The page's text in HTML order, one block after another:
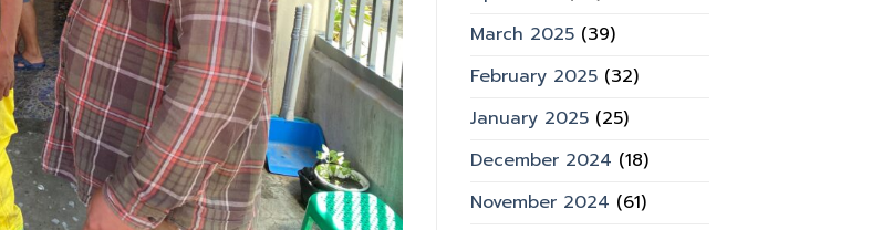
March 2025(39)
February 2025(32)
January 2025(25)
December 2024 (18)
November 2024 (61)